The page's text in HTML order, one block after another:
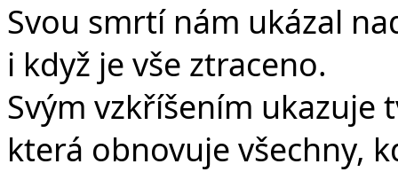
Svou smrtí nám ukázal
i když je vše ztraceno.
Svým vzkříšením ukazuje
která obnovuje všechny,